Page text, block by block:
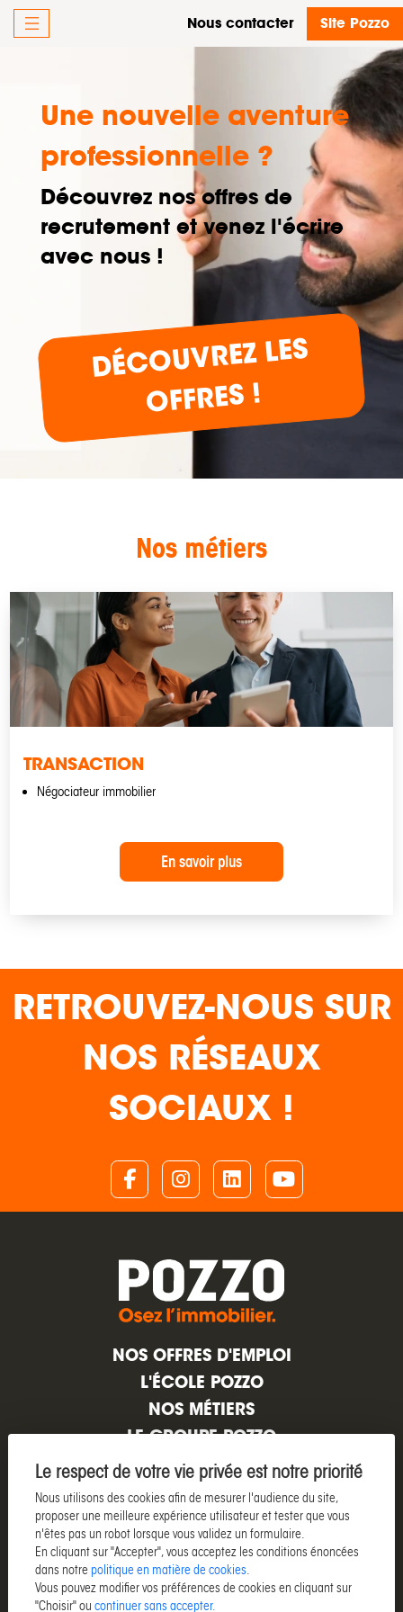
Le respect de votre vie privée est notre priorité
Nous utilisons des cookies afin de mesurer l'audience du site,
proposer une meilleure expérience utilisateur et tester que vous
n'êtes pas un robot lorsque vous validez un formulaire.
En cliquant sur "Accepter", vous acceptez les conditions énoncées
dans notre politique en matière de cookies.
Vous pouvez modifier vos préférences de cookies en cliquant sur
"Choisir" ou continuer sans accepter.
Nous contacter Site Pozzo
Une nouvelle aventure
professionnelle ?
Découvrez nos offres de
recrutement et venez l'écrire
avec nous !
DÉ
C
OUVREZ LES
OFFRES !
Nos métiers
TRANSACTION
Négociateur immobilier
En savoir plus
RETROUVEZ-NOUS SUR
NOS RÉSEAUX
SOCIAUX !
NOS OFFRES D'EMPLOI
L'ÉCOLE POZZO
NOS MÉTIERS
LE GROUPE POZZO
Nous contacter
Suivez-nous sur :
Site Pozzo
Avis clients certifiés :
7819